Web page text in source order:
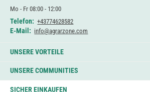
Mo - Fr 08:00 - 12:00
Telefon: +43774628582
E-Mail: info@agrarzone.com
UNSERE VORTEILE
UNSERE COMMUNITIES
SICHER EINKAUFEN